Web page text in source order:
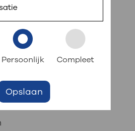
MijnOLVG kunnen
in voorkoming
Persoonlijk Compleet
Opslaan